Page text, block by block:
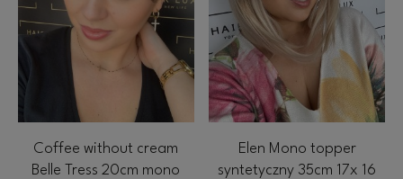
Coffee without cream
Belle Tress 20cm mono
Elen Mono topper
syntetyczny 35cm 17x 16